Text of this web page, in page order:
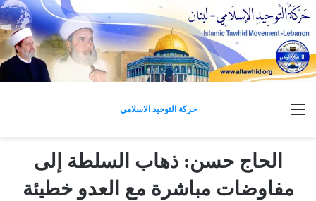
حركة التوحيد الاسلامي القائمة
الحاج حسن: ذهاب السلطة إلى
مفاوضات مباشرة مع العدو خطيئة